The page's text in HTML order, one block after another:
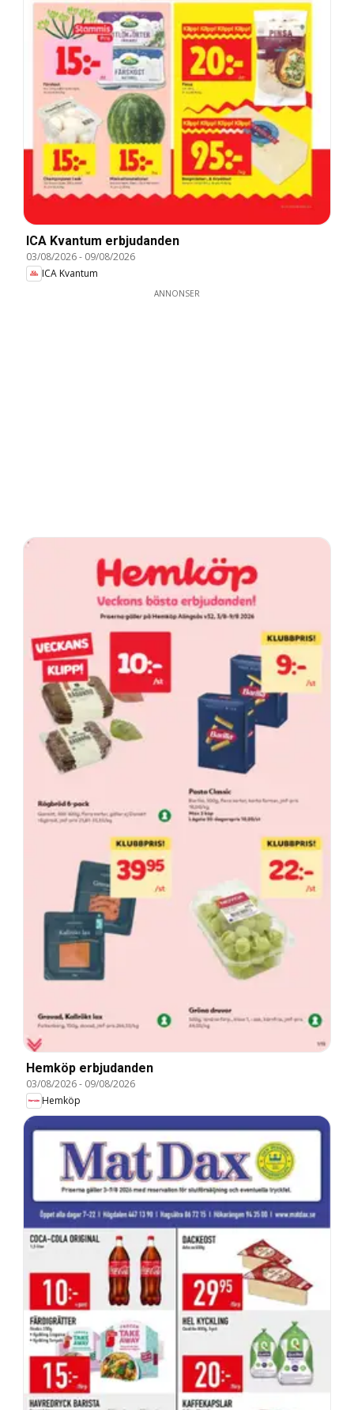
ICA Kvantum erbjudanden
03/08/2026- 09/08/2026
ICA Kvantum
ANNONSER
Hemköp erbjudanden
03/08/2026- 09/08/2026
Hemköp